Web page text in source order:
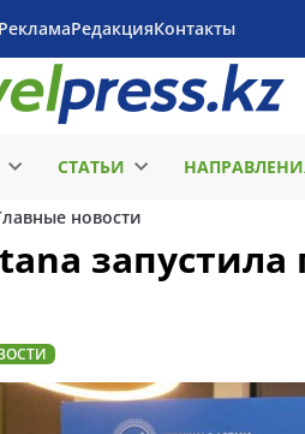
РекламаРедакцияКонтакты
СТАТЬИ
новости